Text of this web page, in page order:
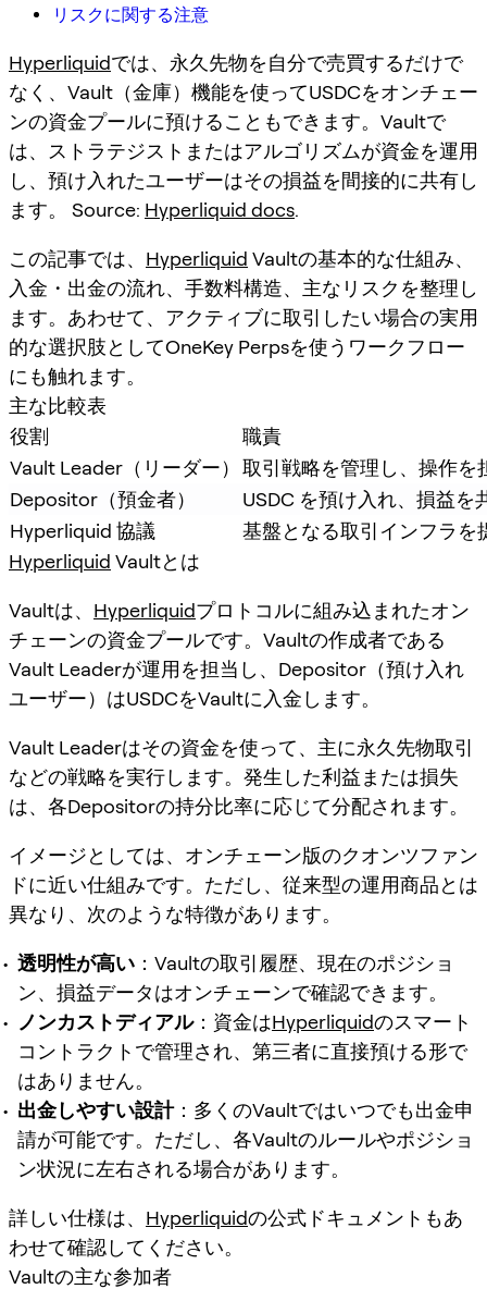
リスクに関する注意
Hyperliquidでは、永久先物を自分で売買するだけで
なく、Vault（金庫）機能を使ってUSDCをオンチェー
ンの資金プールに預けることもできます。Vaultで
は、ストラテジストまたはアルゴリズムが資金を運用
し、預け入れたユーザーはその損益を間接的に共有し
ます。 Source: Hyperliquid docs.
この記事では、 Hyperliquid Vaultの基本的な仕組み、
入金・出金の流れ、手数料構造、主なリスクを整理し
ます。あわせて、アクティブに取引したい場合の実用
的な選択肢としてOneKey Perpsを使うワークフロー
にも触れます。
主な比較表
役割
職責
Vault Leader（リーダー） 取引戦略を管理し、操作を
Depositor（預金者）
USDC を預け入れ、損益を
Hyperliquid 協議
基盤となる取引インフラを
Hyperliquid Vaultとは
Vaultは、 Hyperliquidプロトコルに組み込まれたオン
チェーンの資金プールです。Vaultの作成者である
Vault Leaderが運用を担当し、Depositor（預け入れ
ユーザー）はUSDCをVaultに入金します。
Vault Leaderはその資金を使って、主に永久先物取引
などの戦略を実行します。発生した利益または損失
は、各Depositorの持分比率に応じて分配されます。
イメージとしては、オンチェーン版のクオンツファン
ドに近い仕組みです。ただし、従来型の運用商品とは
異なり、次のような特徴があります。
透明性が高い ：Vaultの取引履歴、現在のポジショ
ン、損益データはオンチェーンで確認できます。
ノンカストディアル：資金はHyperliquidのスマート
コントラクトで管理され、第三者に直接預ける形で
はありません。
出金しやすい設計：多くのVaultではいつでも出金申
請が可能です。ただし、各Vaultのルールやポジショ
ン状況に左右される場合があります。
詳しい仕様は、 Hyperliquidの公式ドキュメントもあ
わせて確認してください。
Vaultの主な参加者